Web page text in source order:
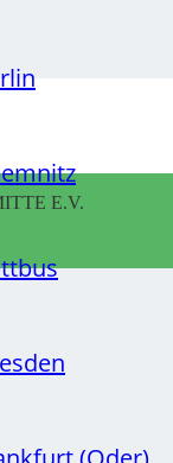
E.V.